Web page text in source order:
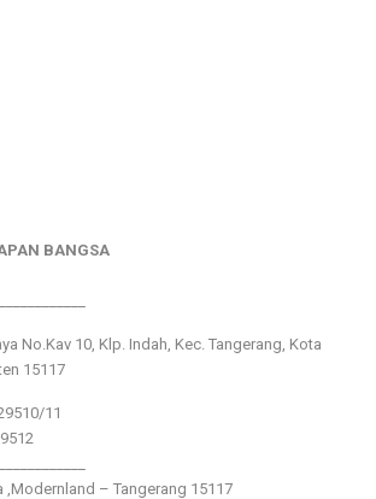
BANGSA
No.Kav 10, Klp. Indah, Kec. Tangerang, Kota
15117
11
,Modernland – Tangerang 15117